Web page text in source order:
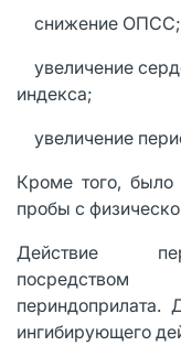
снижение ОПСС;
увеличение
индекса;
увеличение
Кроме того, было
пробы с
Действие
посредством
периндоприлата.
ингибирующего